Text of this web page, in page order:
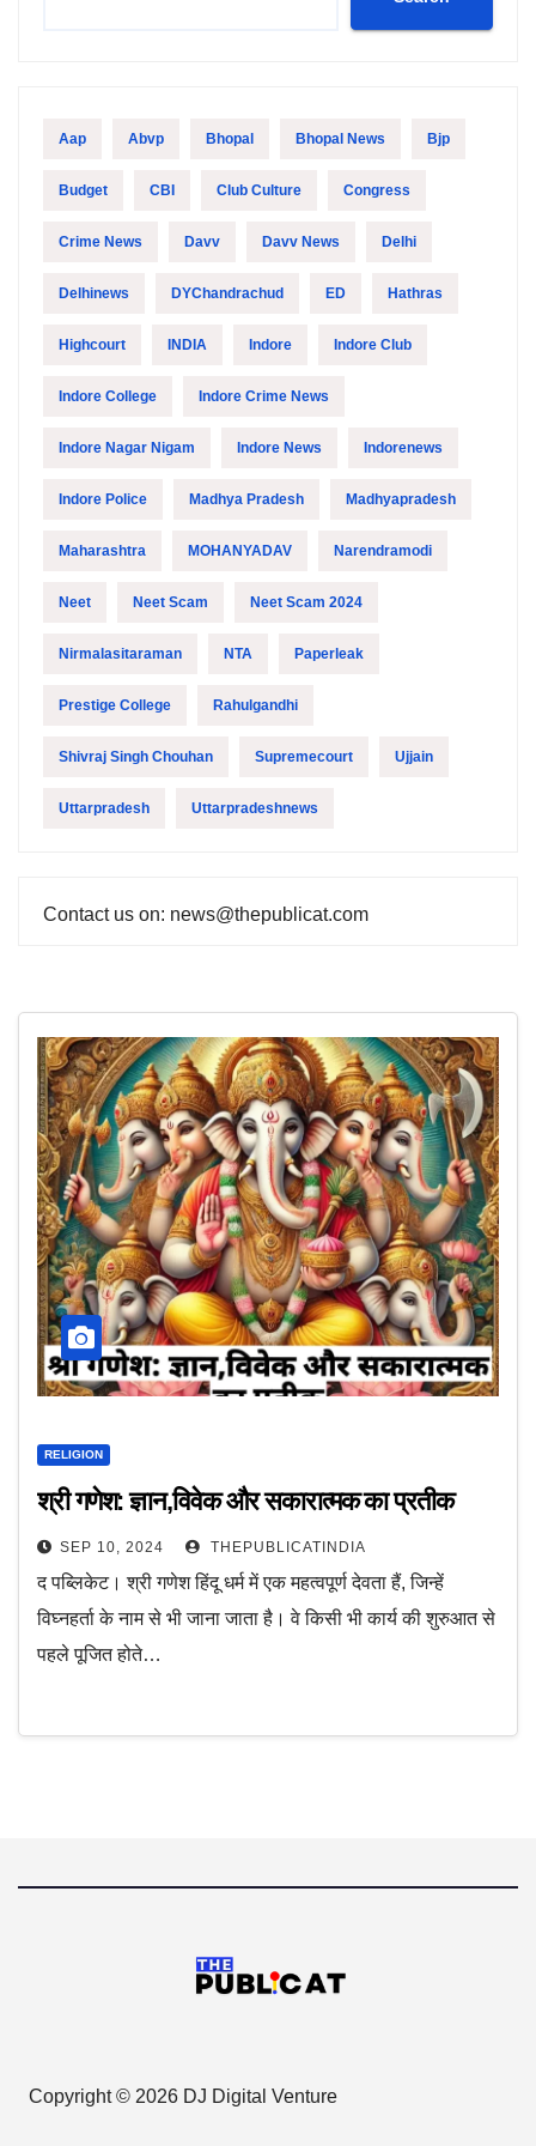
Aap Abvp Bhopal Bhopal News Bjp
Budget CBI Club Culture Congress
Crime News Davv Davv News Delhi
Delhinews DYChandrachud ED Hathras
Highcourt INDIA Indore Indore Club
Indore College Indore Crime News
Indore Nagar Nigam Indore News Indorenews
Indore Police Madhya Pradesh Madhyapradesh
Maharashtra MOHANYADAV Narendramodi
Neet Neet Scam Neet Scam 2024
Nirmalasitaraman NTA Paperleak
Prestige College Rahulgandhi
Shivraj Singh Chouhan Supremecourt Ujjain
Uttarpradesh Uttarpradeshnews
Contact us on: news@thepublicat.com
RELIGION
श्री गणेश: ज्ञान,विवेक और सकारात्मक का प्रतीक
SEP 10, 2024 THEPUBLICATINDIA
द पब्लिकेट। श्री गणेश हिंदू धर्म में एक महत्वपूर्ण देवता हैं, जिन्हें
विघ्नहर्ता के नाम से भी जाना जाता है। वे किसी भी कार्य की शुरुआत से
पहले पूजित होते…
Copyright © 2026 DJ Digital Venture